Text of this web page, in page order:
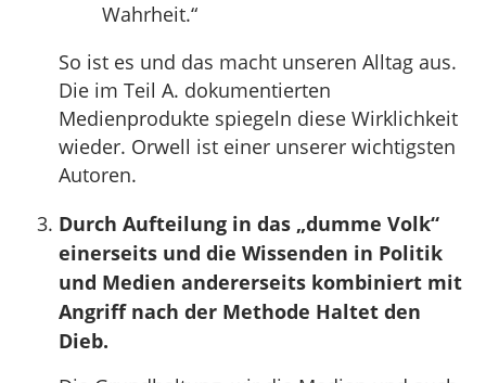
Wahrheit.“
So ist es und das macht unseren Alltag aus.
Die im Teil A. dokumentierten
Medienprodukte spiegeln diese Wirklichkeit
wieder. Orwell ist einer unserer wichtigsten
Autoren.
Durch Aufteilung in das „dumme Volk“
einerseits und die Wissenden in Politik
und Medien andererseits kombiniert mit
Angriff nach der Methode Haltet den
Dieb.